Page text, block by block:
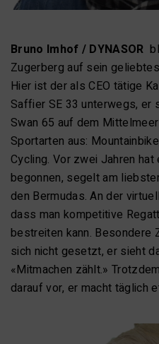
Bruno Imhof / DYNASOR
Zugerberg auf sein
Hier ist der als CEO tätige
Saffier SE 33 unterwegs, er
Swan 65 auf dem
Sportarten aus:
Cycling. Vor zwei Jahren
begonnen, segelt am
den Bermudas. An der
dass man kompetitive
bestreiten kann. Besondere
sich nicht gesetzt, er sieht
«Mitmachen zählt.»
darauf vor, er macht täglich